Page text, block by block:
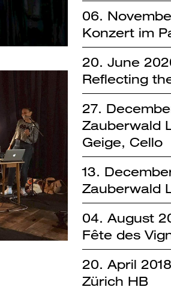
06.
Konzert im
20. June
Reflecting
27.
Zauberwald
Geige, Cello
13.
Zauberwald
04. August
Fête des
20. April 2018
Zürich HB